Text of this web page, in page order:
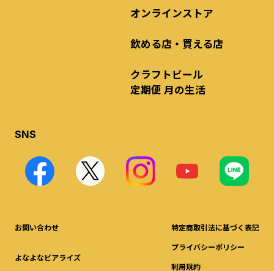
オンラインストア
飲める店・買える店
クラフトビール
定期便 月の生活
SNS
お問い合わせ
よなよなビアライズ
特定商取引法に基づく表記
プライバシーポリシー
利用規約